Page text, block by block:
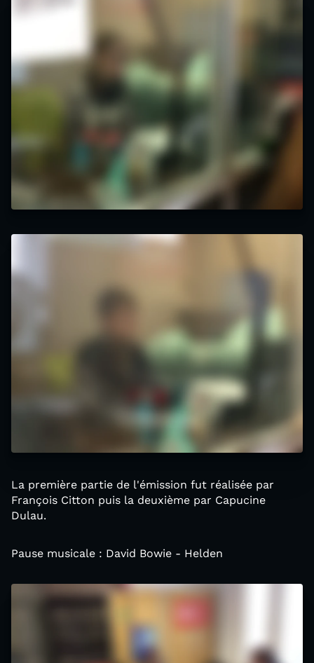
La première partie de l'émission fut réalisée par
François Citton puis la deuxième par Capucine
Dulau.
Pause musicale : David Bowie - Helden